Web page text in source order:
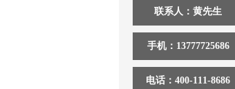
联系人：黄先生
手机：13777725686
电话：400-111-8686